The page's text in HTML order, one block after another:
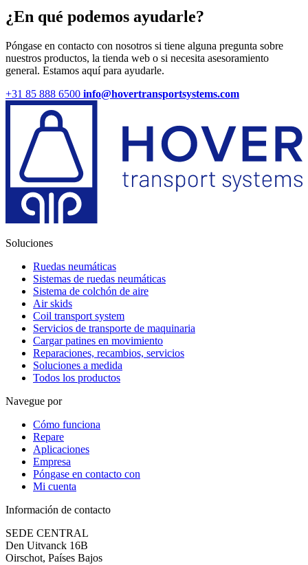
¿En qué podemos ayudarle?
Póngase en contacto con nosotros si tiene alguna pregunta sobre
nuestros productos, la tienda web o si necesita asesoramiento
general. Estamos aquí para ayudarle.
+31 85 888 6500 info@hovertransportsystems.com
Soluciones
Ruedas neumáticas
Sistemas de ruedas neumáticas
Sistema de colchón de aire
Air skids
Coil transport system
Servicios de transporte de maquinaria
Cargar patines en movimiento
Reparaciones, recambios, servicios
Soluciones a medida
Todos los productos
Navegue por
Cómo funciona
Repare
Aplicaciones
Empresa
Póngase en contacto con
Mi cuenta
Información de contacto
SEDE CENTRAL
Den Uitvanck 16B
Oirschot, Países Bajos